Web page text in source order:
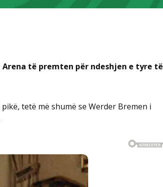
Arena të premten për ndeshjen e tyre të
tetë më shumë se Werder Bremen i